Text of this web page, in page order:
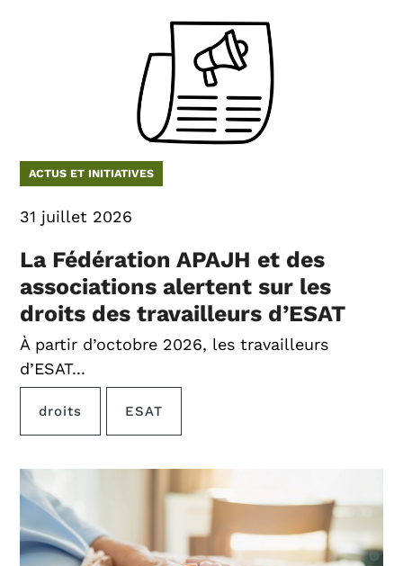
ACTUS ET INITIATIVES
31 juillet 2026
La Fédération APAJH et des
associations alertent sur les
droits des travailleurs d’ESAT
À partir d’octobre 2026, les travailleurs
d’ESAT...
droits ESAT